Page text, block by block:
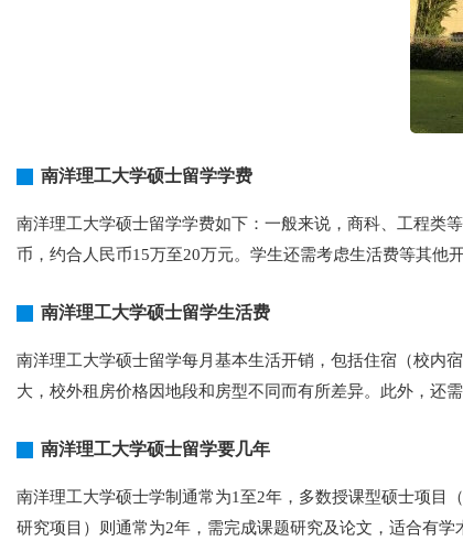
南洋理工大学硕士留学学费
南洋理工大学硕士留学学费如下：一般来说，商科、工程类
币，约合人民币15万至20万元。学生还需考虑生活费等其他
南洋理工大学硕士留学生活费
南洋理工大学硕士留学每月基本生活开销，包括住宿（校内
大，校外租房价格因地段和房型不同而有所差异。此外，还
南洋理工大学硕士留学要几年
南洋理工大学硕士学制通常为1至2年，多数授课型硕士项目
研究项目）则通常为2年，需完成课题研究及论文，适合有